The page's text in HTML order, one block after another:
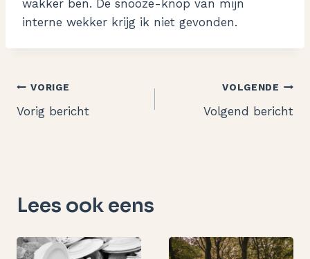
wakker ben. De snooze-knop van mijn
interne wekker krijg ik niet gevonden.
Bericht
navigatie
VORIGE
Vorig bericht
VOLGENDE
Volgend bericht
Lees ook eens